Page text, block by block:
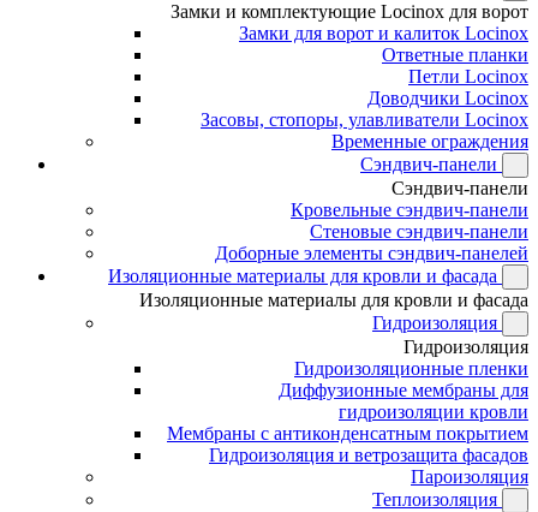
Замки и комплектующие Locinox для ворот
Замки для ворот и калиток Locinox
Ответные планки
Петли Locinox
Доводчики Locinox
Засовы, стопоры, улавливатели Locinox
Временные ограждения
Сэндвич-панели
Сэндвич-панели
Кровельные сэндвич-панели
Стеновые сэндвич-панели
Доборные элементы сэндвич-панелей
Изоляционные материалы для кровли и фасада
Изоляционные материалы для кровли и фасада
Гидроизоляция
Гидроизоляция
Гидроизоляционные пленки
Диффузионные мембраны для
гидроизоляции кровли
Мембраны с антиконденсатным покрытием
Гидроизоляция и ветрозащита фасадов
Пароизоляция
Теплоизоляция